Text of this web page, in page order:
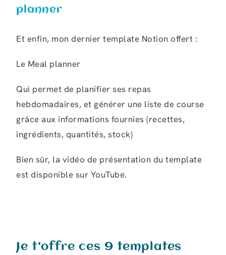
planner
Et enfin, mon dernier template Notion offert :
Le Meal planner
Qui permet de planifier ses repas
hebdomadaires, et générer une liste de course
grâce aux informations fournies (recettes,
ingrédients, quantités, stock)
Bien sûr, la vidéo de présentation du template
est disponible sur YouTube.
Je t'offre ces 9 templates